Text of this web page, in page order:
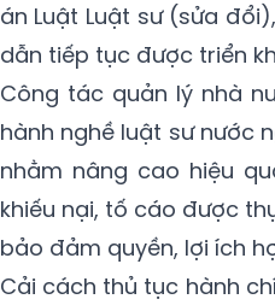
án Luật Luật sư (sửa
dẫn tiếp tục được triển
Công tác quản lý nhà
hành nghề luật sư nước
nhằm nâng cao hiệu
khiếu nại, tố cáo được
bảo đảm quyền, lợi ích
Cải cách thủ tục hành